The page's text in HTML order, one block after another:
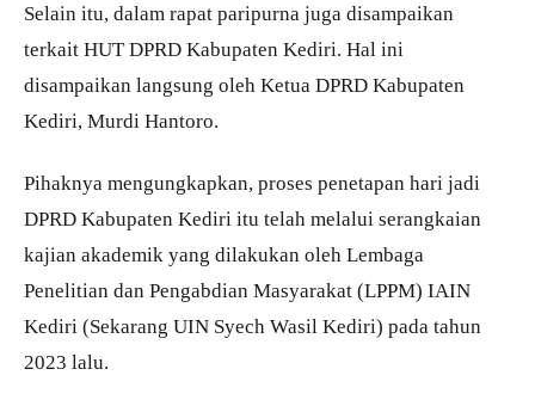
Selain itu, dalam rapat paripurna juga disampaikan
terkait HUT DPRD Kabupaten Kediri. Hal ini
disampaikan langsung oleh Ketua DPRD Kabupaten
Kediri, Murdi Hantoro.
Pihaknya mengungkapkan, proses penetapan hari jadi
DPRD Kabupaten Kediri itu telah melalui serangkaian
kajian akademik yang dilakukan oleh Lembaga
Penelitian dan Pengabdian Masyarakat (LPPM) IAIN
Kediri (Sekarang UIN Syech Wasil Kediri) pada tahun
2023 lalu.